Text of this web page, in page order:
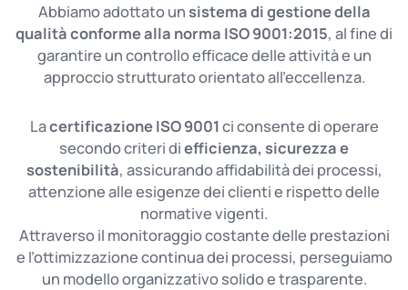
Abbiamo adottato un sistema di gestione della
qualità conforme alla norma ISO 9001:2015, al fine di
garantire un controllo efficace delle attività e un
approccio strutturato orientato all’eccellenza.
Lacertificazione ISO 9001ci consente di operare
secondo criteri diefficienza, sicurezza e
sostenibilità, assicurando affidabilità dei processi,
attenzione alle esigenze dei clienti e rispetto delle
normative vigenti.
Attraverso il monitoraggio costante delle prestazioni
e l’ottimizzazione continua dei processi, perseguiamo
un modello organizzativo solido e trasparente.